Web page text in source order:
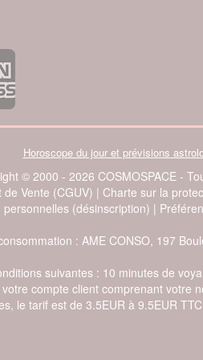
Horoscope du jour et prévisions
© 2000 - 2026 COSMOSPACE -
Vente (CGUV) | Charte sur la
personnelles (désinscription) |
: AME CONSO, 197
suivantes : 10 minutes de
compte client comprenant
le tarif est de 3.5EUR à 9.5EUR